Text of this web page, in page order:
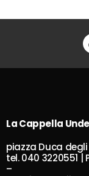
La Cappella
piazza Duca degli
tel. 040 3220551 |
–